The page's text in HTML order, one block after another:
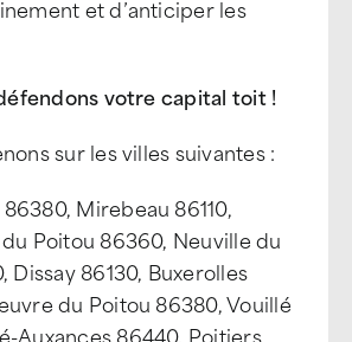
et d’anticiper les
votre capital toit !
sur les villes suivantes :
Mirebeau 86110,
Poitou 86360, Neuville du
Dissay 86130, Buxerolles
du Poitou 86380, Vouillé
Auxances 86440, Poitiers